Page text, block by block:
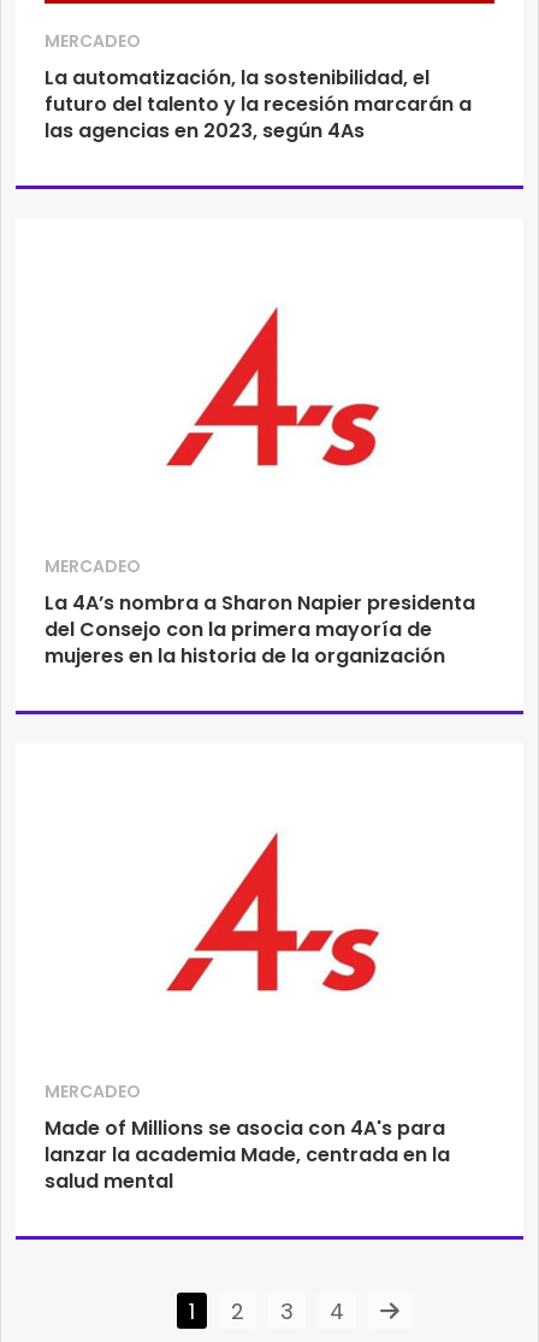
MERCADEO
La automatización, la sostenibilidad, el
futuro del talento y la recesión marcarán a
las agencias en 2023, según 4As
MERCADEO
La 4A’s nombra a Sharon Napier presidenta
del Consejo con la primera mayoría de
mujeres en la historia de la organización
MERCADEO
Made of Millions se asocia con 4A's para
lanzar la academia Made, centrada en la
salud mental
1 2 3 4